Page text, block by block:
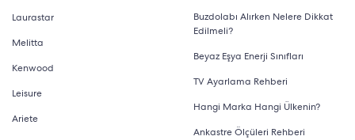
Laurastar
Melitta
Kenwood
Leisure
Ariete
Buzdolabı Alırken Nelere Dikkat
Edilmeli?
Beyaz Eşya Enerji Sınıfları
TV Ayarlama Rehberi
Hangi Marka Hangi Ülkenin?
Ankastre Ölçüleri Rehberi